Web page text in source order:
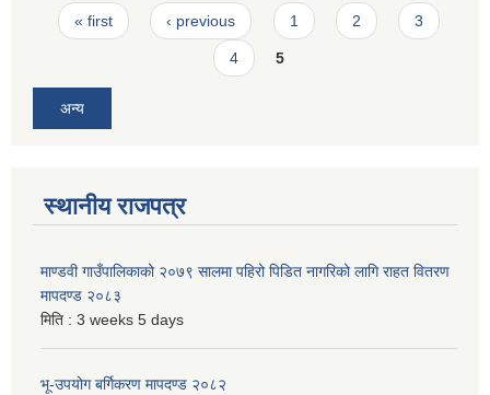
Pages
« first ‹ previous 1 2 3
4 5
अन्य
स्थानीय राजपत्र
माण्डवी गाउँपालिकाको २०७९ सालमा पहिरो पिडित नागरिको लागि राहत वितरण
मापदण्ड २०८३
मिति : 3 weeks 5 days
भू-उपयोग बर्गिकरण मापदण्ड २०८२